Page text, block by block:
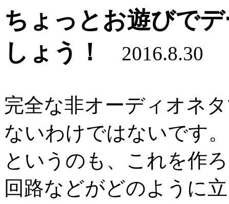
ちょっとお遊びで
しょう！
2016.8.30
完全な非オーディオネ
ないわけではないです。
というのも、これを作
回路などがどのように